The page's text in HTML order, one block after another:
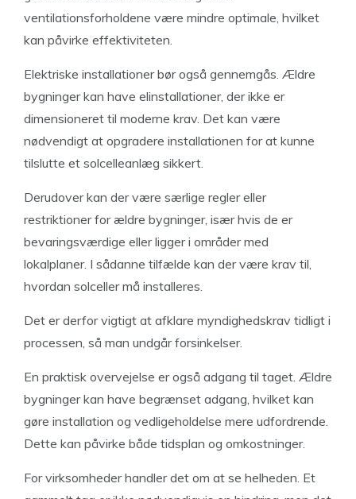
ventilationsforholdene være mindre optimale, hvilket
kan påvirke effektiviteten.
Elektriske installationer bør også gennemgås. Ældre
bygninger kan have elinstallationer, der ikke er
dimensioneret til moderne krav. Det kan være
nødvendigt at opgradere installationen for at kunne
tilslutte et solcelleanlæg sikkert.
Derudover kan der være særlige regler eller
restriktioner for ældre bygninger, især hvis de er
bevaringsværdige eller ligger i områder med
lokalplaner. I sådanne tilfælde kan der være krav til,
hvordan solceller må installeres.
Det er derfor vigtigt at afklare myndighedskrav tidligt i
processen, så man undgår forsinkelser.
En praktisk overvejelse er også adgang til taget. Ældre
bygninger kan have begrænset adgang, hvilket kan
gøre installation og vedligeholdelse mere udfordrende.
Dette kan påvirke både tidsplan og omkostninger.
For virksomheder handler det om at se helheden. Et